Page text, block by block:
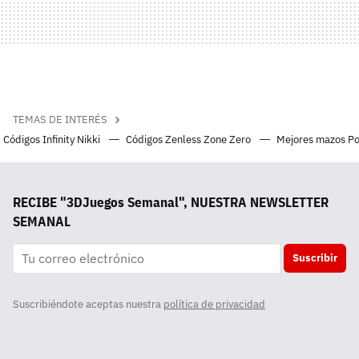
TEMAS DE INTERÉS
Códigos Infinity Nikki
Códigos Zenless Zone Zero Mejores mazos
RECIBE "3DJuegos Semanal", NUESTRA NEWSLETTER
SEMANAL
Suscribir
Suscribiéndote aceptas nuestra política de privacidad